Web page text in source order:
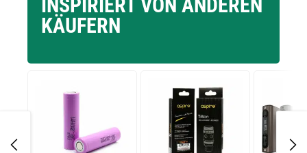
INSPIRIERT VON ANDEREN
KÄUFERN